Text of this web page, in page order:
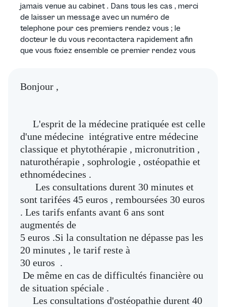
jamais venue au cabinet . Dans tous les cas , merci
de laisser un message avec un numéro de
telephone pour ces premiers rendez vous ; le
docteur le du vous recontactera rapidement afin
que vous fixiez ensemble ce premier rendez vous
Bonjour ,
L'esprit de la médecine pratiquée est celle
d'une médecine intégrative entre médecine
classique et phytothérapie , micronutrition ,
naturothérapie , sophrologie , ostéopathie et
ethnomédecines .
Les consultations durent 30 minutes et
sont tarifées 45 euros , remboursées 30 euros
. Les tarifs enfants avant 6 ans sont
augmentés de
5 euros .Si la consultation ne dépasse pas les
20 minutes , le tarif reste à
30 euros .
De même en cas de difficultés financière ou
de situation spéciale .
Les consultations d'ostéopathie durent 40